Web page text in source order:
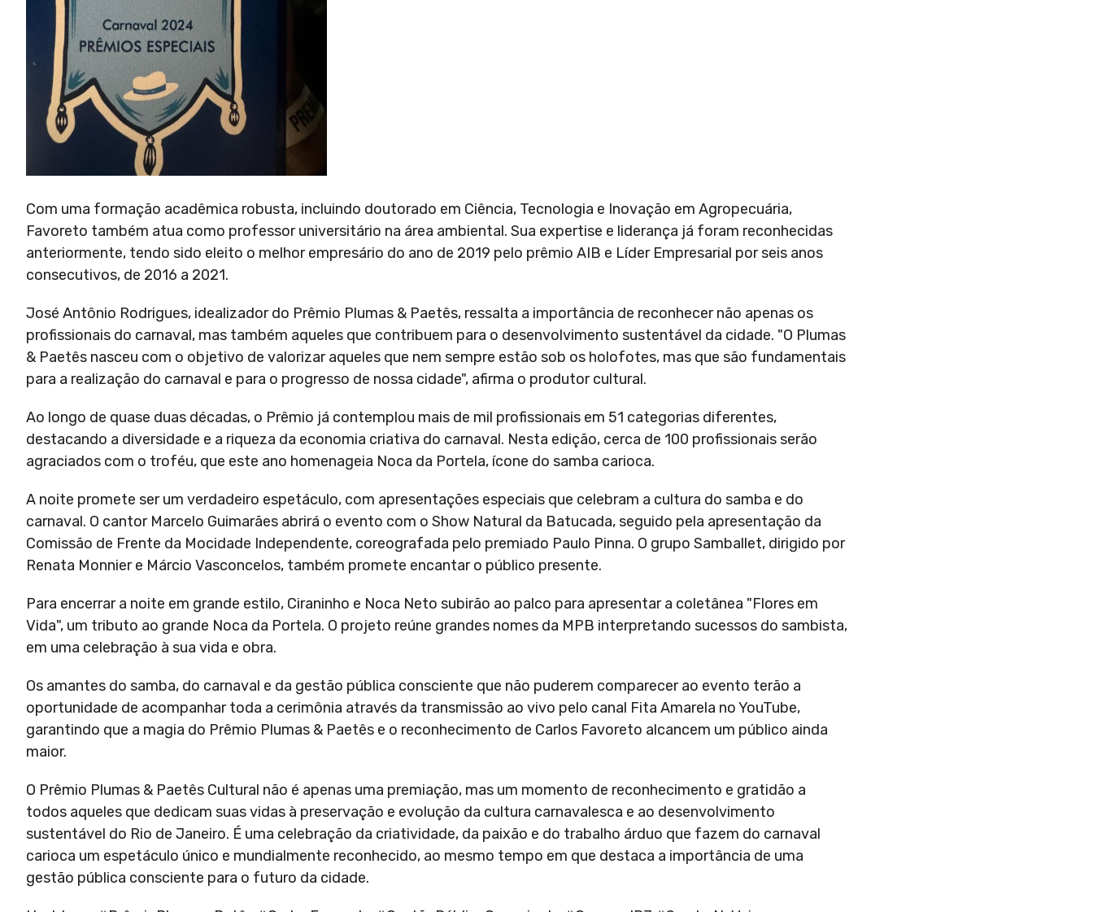
Com uma formação acadêmica robusta, incluindo doutorado em Ciência, Tecnologia e Inovação em Agropecuária,
Favoreto também atua como professor universitário na área ambiental. Sua expertise e liderança já foram reconhecidas
anteriormente, tendo sido eleito o melhor empresário do ano de 2019 pelo prêmio AIB e Líder Empresarial por seis anos
consecutivos, de 2016 a 2021.
José Antônio Rodrigues, idealizador do Prêmio Plumas & Paetês, ressalta a importância de reconhecer não apenas os
profissionais do carnaval, mas também aqueles que contribuem para o desenvolvimento sustentável da cidade. "O Plumas
& Paetês nasceu com o objetivo de valorizar aqueles que nem sempre estão sob os holofotes, mas que são fundamentais
para a realização do carnaval e para o progresso de nossa cidade", afirma o produtor cultural.
Ao longo de quase duas décadas, o Prêmio já contemplou mais de mil profissionais em 51 categorias diferentes,
destacando a diversidade e a riqueza da economia criativa do carnaval. Nesta edição, cerca de 100 profissionais serão
agraciados com o troféu, que este ano homenageia Noca da Portela, ícone do samba carioca.
A noite promete ser um verdadeiro espetáculo, com apresentações especiais que celebram a cultura do samba e do
carnaval. O cantor Marcelo Guimarães abrirá o evento com o Show Natural da Batucada, seguido pela apresentação da
Comissão de Frente da Mocidade Independente, coreografada pelo premiado Paulo Pinna. O grupo Samballet, dirigido por
Renata Monnier e Márcio Vasconcelos, também promete encantar o público presente.
Para encerrar a noite em grande estilo, Ciraninho e Noca Neto subirão ao palco para apresentar a coletânea "Flores em
Vida", um tributo ao grande Noca da Portela. O projeto reúne grandes nomes da MPB interpretando sucessos do sambista,
em uma celebração à sua vida e obra.
Os amantes do samba, do carnaval e da gestão pública consciente que não puderem comparecer ao evento terão a
oportunidade de acompanhar toda a cerimônia através da transmissão ao vivo pelo canal Fita Amarela no YouTube,
garantindo que a magia do Prêmio Plumas & Paetês e o reconhecimento de Carlos Favoreto alcancem um público ainda
maior.
O Prêmio Plumas & Paetês Cultural não é apenas uma premiação, mas um momento de reconhecimento e gratidão a
todos aqueles que dedicam suas vidas à preservação e evolução da cultura carnavalesca e ao desenvolvimento
sustentável do Rio de Janeiro. É uma celebração da criatividade, da paixão e do trabalho árduo que fazem do carnaval
carioca um espetáculo único e mundialmente reconhecido, ao mesmo tempo em que destaca a importância de uma
gestão pública consciente para o futuro da cidade.